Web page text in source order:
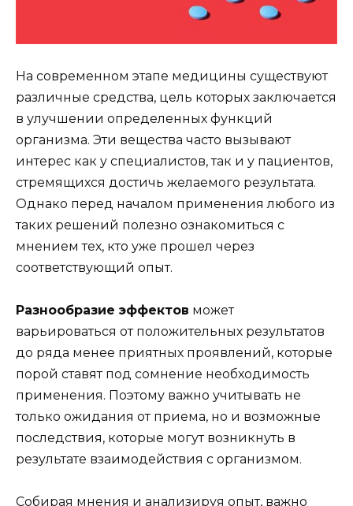
На современном этапе медицины существуют
различные средства, цель которых заключается
в улучшении определенных функций
организма. Эти вещества часто вызывают
интерес как у специалистов, так и у пациентов,
стремящихся достичь желаемого результата.
Однако перед началом применения любого из
таких решений полезно ознакомиться с
мнением тех, кто уже прошел через
соответствующий опыт.
Разнообразие эффектов может
варьироваться от положительных результатов
до ряда менее приятных проявлений, которые
порой ставят под сомнение необходимость
применения. Поэтому важно учитывать не
только ожидания от приема, но и возможные
последствия, которые могут возникнуть в
результате взаимодействия с организмом.
Собирая мнения и анализируя опыт, важно